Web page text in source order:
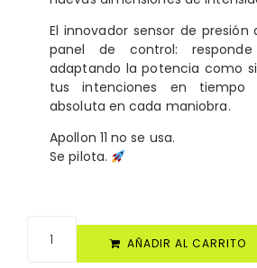
El innovador sensor de
panel de control:
adaptando la potencia como
tus intenciones en tiempo
absoluta en cada maniobra.
Apollon 11 no se usa.
Se pilota.
AÑADIR AL CARRITO